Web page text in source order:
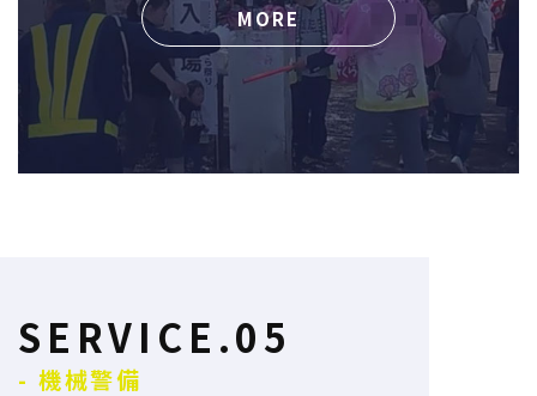
MORE
SERVICE.05
- 機械警備